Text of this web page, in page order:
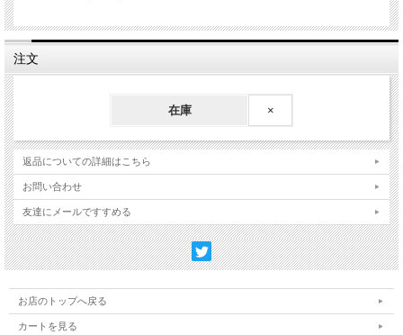
注文
在庫 ×
返品についての詳細はこちら
お問い合わせ
友達にメールですすめる
お店のトップへ戻る
カートを見る